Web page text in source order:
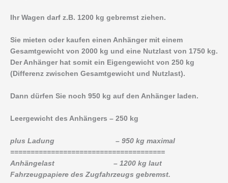
Ihr Wagen darf z.B. 1200 kg gebremst ziehen.
Sie mieten oder kaufen einen Anhänger mit einem
Gesamtgewicht von 2000 kg und eine Nutzlast von 1750 kg.
Der Anhänger hat somit ein Eigengewicht von 250 kg
(Differenz zwischen Gesamtgewicht und Nutzlast).
Dann dürfen Sie noch 950 kg auf den Anhänger laden.
Leergewicht des Anhängers – 250 kg
plus Ladung – 950 kg maximal
======================================
Anhängelast – 1200 kg laut
Fahrzeugpapiere des Zugfahrzeugs gebremst.